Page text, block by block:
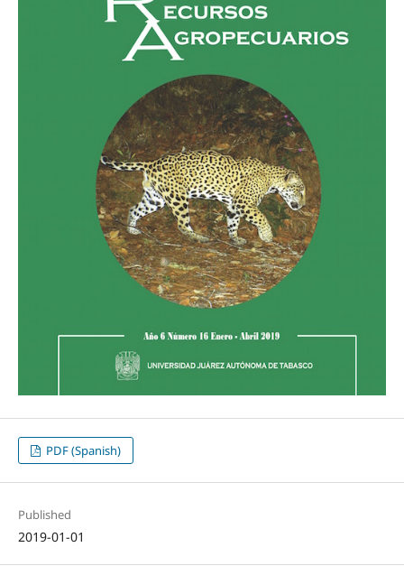
PDF (Spanish)
Published
2019-01-01